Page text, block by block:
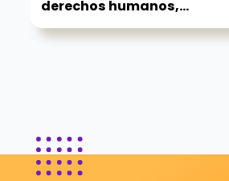
derechos humanos,...